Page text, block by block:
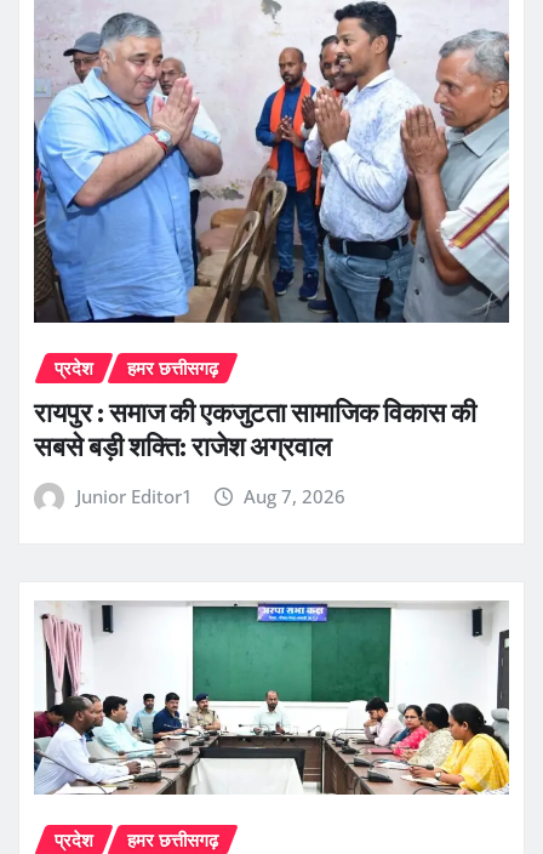
प्रदेश हमर छत्तीसगढ़
रायपुर : समाज की एकजुटता सामाजिक विकास की
सबसे बड़ी शक्ति: राजेश अग्रवाल
Junior Editor1 Aug 7, 2026
प्रदेश हमर छत्तीसगढ़